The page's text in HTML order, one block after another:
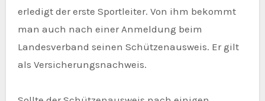
erledigt der erste Sportleiter. Von ihm bekommt
man auch nach einer Anmeldung beim
Landesverband seinen Schützenausweis. Er gilt
als Versicherungsnachweis.